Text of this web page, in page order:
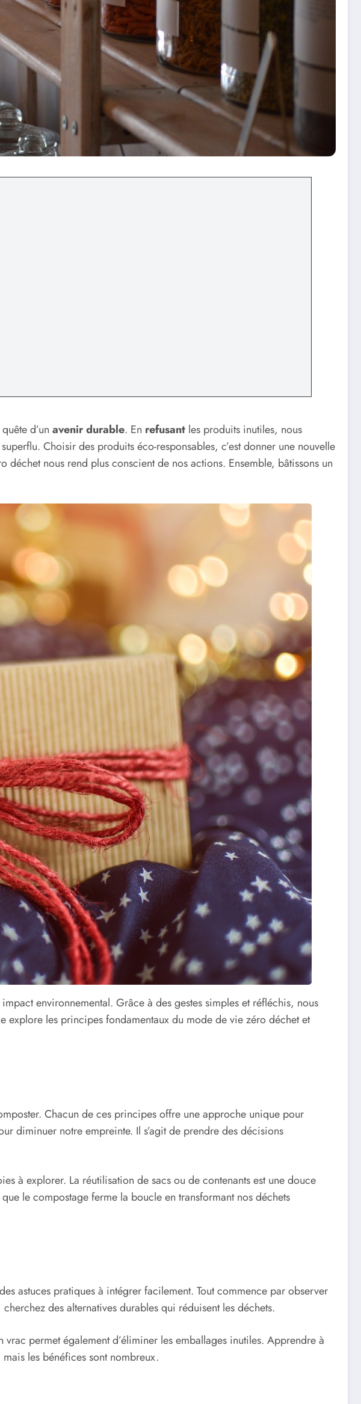
d’un avenir durable. En refusant les produits inutiles, nous
Choisir des produits éco-responsables, c’est donner une nouvelle
déchet nous rend plus conscient de nos actions. Ensemble, bâtissons un
environnemental. Grâce à des gestes simples et réfléchis, nous
les principes fondamentaux du mode de vie zéro déchet et
Chacun de ces principes offre une approche unique pour
diminuer notre empreinte. Il s’agit de prendre des décisions
à explorer. La réutilisation de sacs ou de contenants est une douce
le compostage ferme la boucle en transformant nos déchets
astuces pratiques à intégrer facilement. Tout commence par observer
des alternatives durables qui réduisent les déchets.
permet également d’éliminer les emballages inutiles. Apprendre à
les bénéfices sont nombreux.